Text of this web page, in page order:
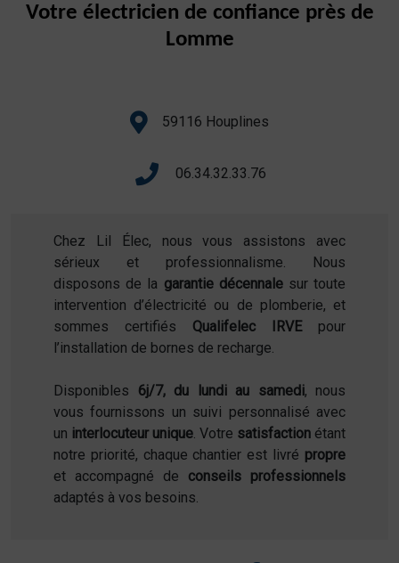
Votre électricien de confiance près de
Lomme
59116 Houplines
06.34.32.33.76
Chez Lil Élec, nous vous assistons avec
sérieux et professionnalisme. Nous
disposons de la garantie décennalesur toute
intervention d’électricité ou de plomberie, et
sommes certifiés Qualifelec IRVEpour
l’installation de bornes de recharge.
Disponibles 6j/7, du lundi au samedi, nous
vous fournissons un suivi personnalisé avec
un interlocuteur unique. Votre satisfaction étant
notre priorité, chaque chantier est livré propre
et accompagné de conseils professionnels
adaptés à vos besoins.